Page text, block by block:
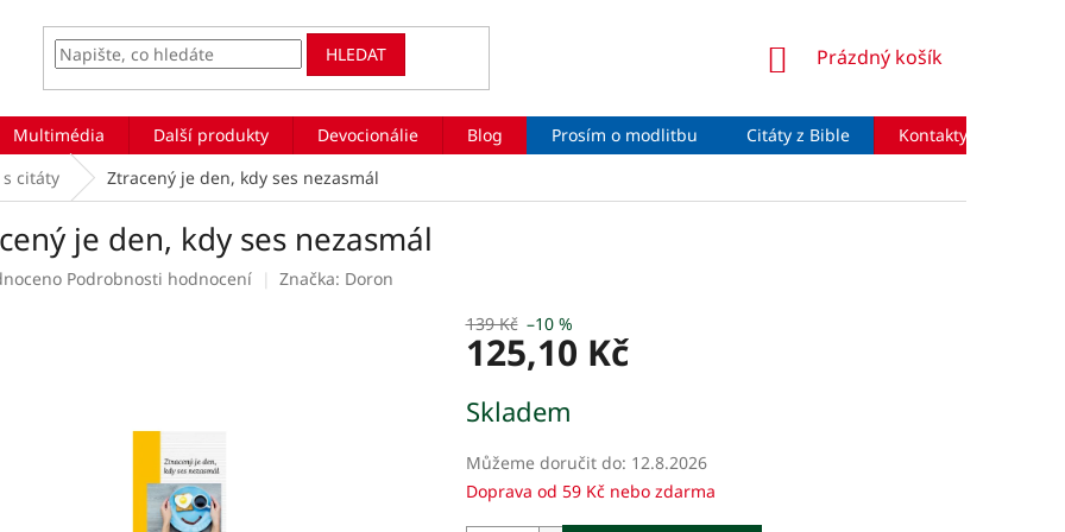
HLEDAT
NÁKUPNÍ
Prázdný košík
Multimédia Další produkty Devocionálie Blog Prosím o modlitbu Citáty z Bible Kontakty
s citáty Ztracený je den, kdy ses nezasmál
je den, kdy ses nezasmál
Podrobnosti hodnocení Značka: Doron
139 Kč –10 %
125,10 Kč
cena:
Skladem
Můžeme doručit do: 12.8.2026
Doprava od 59 Kč nebo zdarma